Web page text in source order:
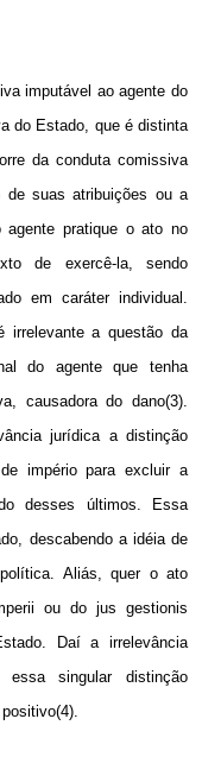
imputável ao agente do
do Estado, que é distinta
da conduta comissiva
de suas atribuições ou a
agente pratique o ato no
de exercê-la, sendo
em caráter individual.
irrelevante a questão da
do agente que tenha
causadora do dano(3).
jurídica a distinção
império para excluir a
desses últimos. Essa
descabendo a idéia de
Aliás, quer o ato
ou do jus gestionis
Daí a irrelevância
essa singular distinção